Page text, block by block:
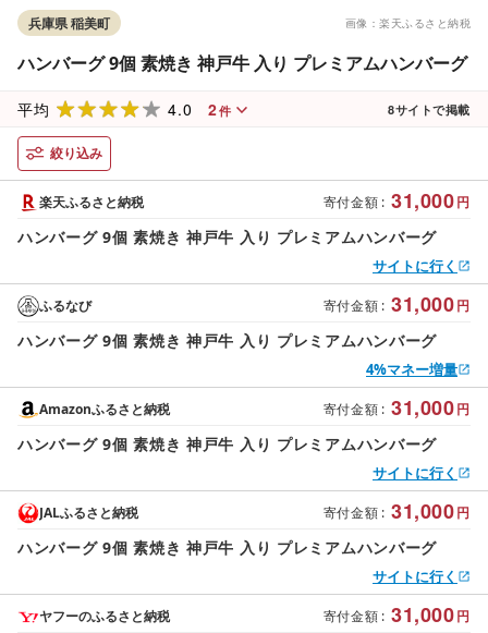
画像：楽天ふるさと納税
兵庫県 稲美町
ハンバーグ 9個 素焼き 神戸牛 入り プレミアムハンバーグ
平均 4.0 2件 8サイトで掲載
絞り込み
寄付金額 : 31,000円
楽天ふるさと納税
ハンバーグ 9個 素焼き 神戸牛 入り プレミアムハンバーグ
サイトに行く
寄付金額 : 31,000円
ふるなび
ハンバーグ 9個 素焼き 神戸牛 入り プレミアムハンバーグ
4%マネー増量
寄付金額 : 31,000円
Amazonふるさと納税
ハンバーグ 9個 素焼き 神戸牛 入り プレミアムハンバーグ
サイトに行く
寄付金額 : 31,000円
JALふるさと納税
ハンバーグ 9個 素焼き 神戸牛 入り プレミアムハンバーグ
サイトに行く
寄付金額 : 31,000円
ヤフーのふるさと納税